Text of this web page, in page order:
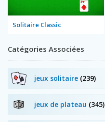
Solitaire Classic
Catégories Associées
jeux solitaire (239)
jeux de plateau (345)